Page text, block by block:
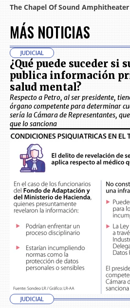
MÁS NOTICIAS
JUDICIAL
¿Qué puede suceder si
publica información
salud mental?
Respecto a Petro, al ser presidente,
órgano competente para determinar
sería la Cámara de Representantes,
que lo sanciona
JUDICIAL